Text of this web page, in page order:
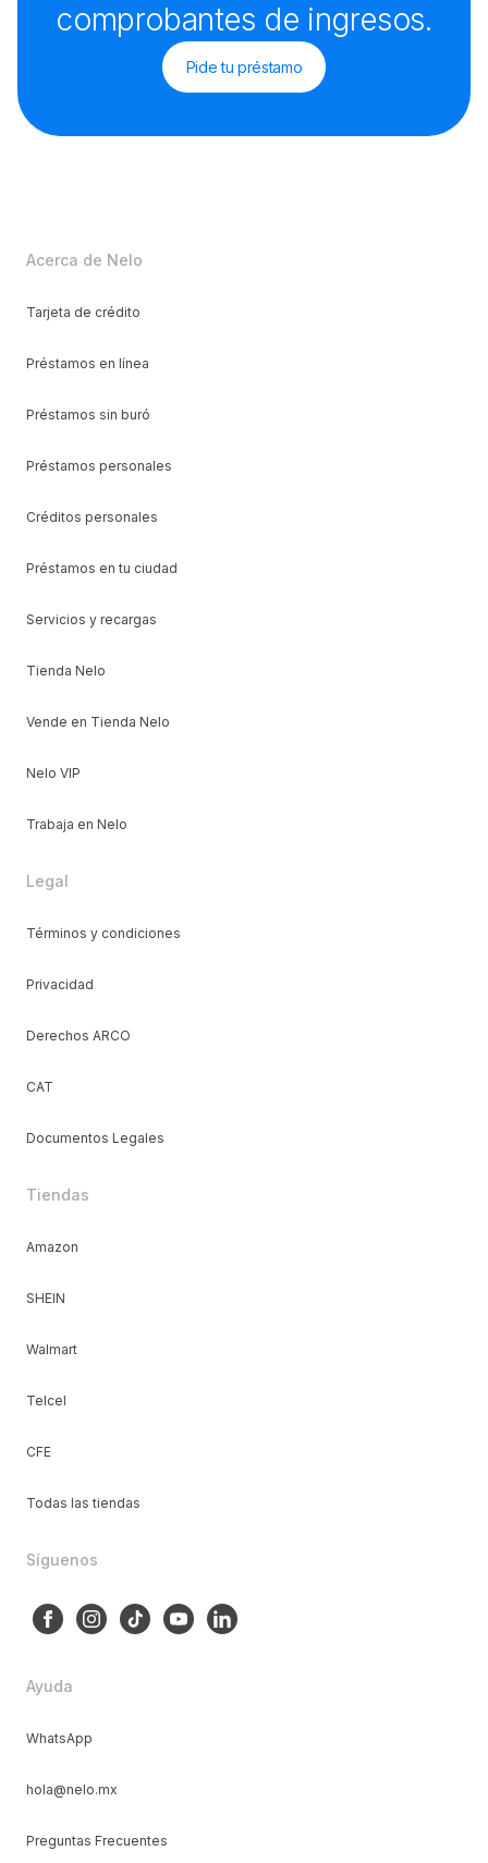
comprobantes de ingresos.
Pide tu préstamo
Acerca de Nelo
Tarjeta de crédito
Préstamos en línea
Préstamos sin buró
Préstamos personales
Créditos personales
Préstamos en tu ciudad
Servicios y recargas
Tienda Nelo
Vende en Tienda Nelo
Nelo VIP
Trabaja en Nelo
Legal
Términos y condiciones
Privacidad
Derechos ARCO
CAT
Documentos Legales
Tiendas
Amazon
SHEIN
Walmart
Telcel
CFE
Todas las tiendas
Síguenos
Ayuda
WhatsApp
hola@nelo.mx
Preguntas Frecuentes